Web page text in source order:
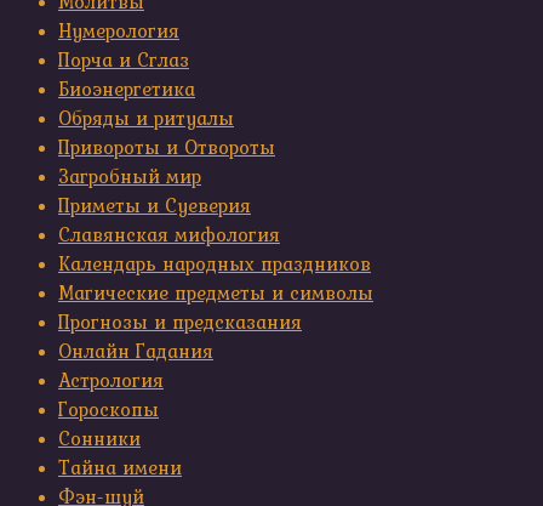
Нумерология
Порча и Сглаз
Биоэнергетика
Обряды и ритуалы
Привороты и Отвороты
Загробный мир
Приметы и Суеверия
Славянская мифология
Календарь народных праздников
Магические предметы и символы
Прогнозы и предсказания
Онлайн Гадания
Астрология
Гороскопы
Сонники
Тайна имени
Фэн-шуй